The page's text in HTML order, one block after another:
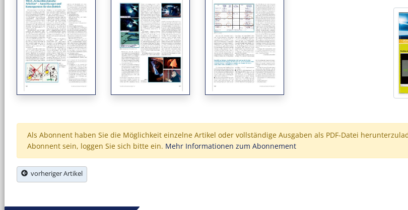
Als Abonnent haben Sie die Möglichkeit einzelne Artikel oder vollständige Ausgaben als PDF-Datei
Abonnent sein, loggen Sie sich bitte ein. Mehr Informationen zum Abonnement
vorheriger Artikel